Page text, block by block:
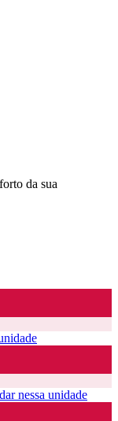
da sua
nessa unidade